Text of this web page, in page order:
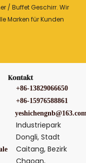
/ Buffet Geschirr. Wir
Marken für Kunden
Kontakt
+86-13829066650
+86-15976588861
Industriepark
Dongli, Stadt
Caitang, Bezirk
Chaoan,